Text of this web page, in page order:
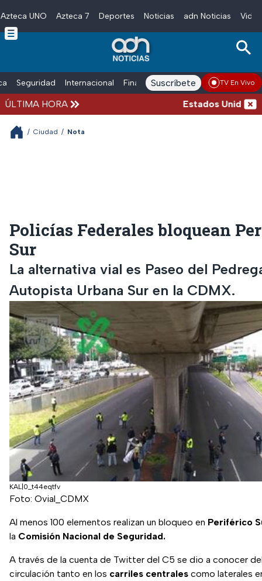
Skip to main content
Azteca UNO Azteca 7 Deportes Noticias adn Noticias
Seguridad Internacional Finanzas adn Noticias Radio
Suscríbete TV En Vivo
ÚLTIMA HORA Estados Unidos
/ Ciudad / Nota
Policías Federales bloquean
Sur
La alternativa vial es Paseo del
Autopista Urbana Sur en la CDMX.
KAL|0_t44eqtfv
Foto: Ovial_CDMX
Al menos 100 elementos realizan un bloqueo en Periférico
la Comisión Nacional de Seguridad.
A través de la cuenta de Twitter del C5 se dio a conocer
circulación tanto en los carriles centrales como laterales